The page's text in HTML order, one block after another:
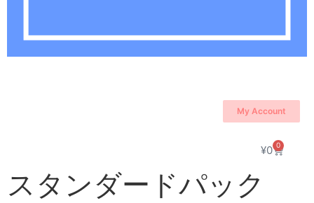
My Account
¥0 0
スタンダードパック